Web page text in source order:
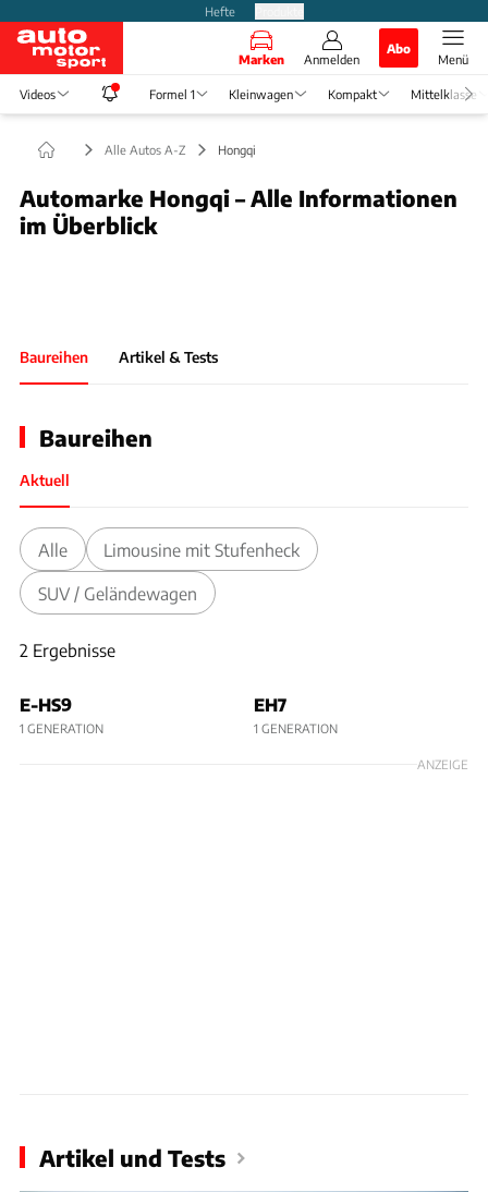
Hefte
Marken Anmelden
Abo
Menü
Videos Formel 1 Kleinwagen Kompakt Mittelklasse
Alle Autos A-Z Hongqi
Automarke Hongqi – Alle Informationen
im Überblick
Baureihen Artikel & Tests
Baureihen
Aktuell
Alle Limousine mit Stufenheck
SUV / Geländewagen
2 Ergebnisse
E-HS9
1 GENERATION
EH7
1 GENERATION
ANZEIGE
Artikel und Tests